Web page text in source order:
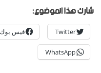
شارك هذا الموضوع:
Twitter فيس بوك
WhatsApp